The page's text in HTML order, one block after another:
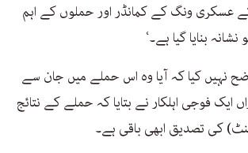
عسکری ونگ کے کمانڈر اور حملوں کے اہم
بنایا گیا ہے۔‘
نہیں کیا کہ آیا وہ اس حملے میں جان سے
ایک فوجی اہلکار نے بتایا کہ حملے کے نتائج
کی تصدیق ابھی باقی ہے۔